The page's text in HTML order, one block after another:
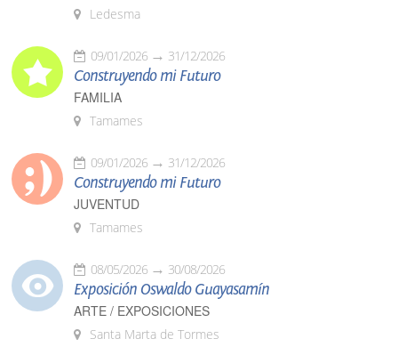
Ledesma
09/01/2026 31/12/2026
Construyendo mi Futuro
FAMILIA
Tamames
09/01/2026 31/12/2026
Construyendo mi Futuro
JUVENTUD
Tamames
08/05/2026 30/08/2026
Exposición Oswaldo Guayasamín
ARTE / EXPOSICIONES
Santa Marta de Tormes